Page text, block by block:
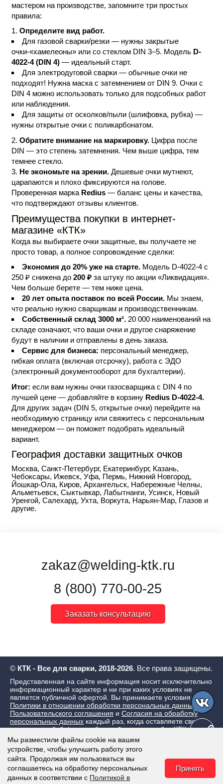
мастером на производстве, запомните три простых
правила:
Определите вид работ.
Для газовой сварки/резки — нужны закрытые
очки-«хамелеоны» или со стеклом DIN 3–5. Модель D-
4022-4 (DIN 4) — идеальный старт.
Для электродуговой сварки — обычные очки не
подходят! Нужна маска с затемнением от DIN 9. Очки с
DIN 4 можно использовать только для подсобных работ
или наблюдения.
Для защиты от осколков/пыли (шлифовка, рубка) —
нужны открытые очки с поликарбонатом.
Обратите внимание на маркировку. Цифра после
DIN — это степень затемнения. Чем выше цифра, тем
темнее стекло.
Не экономьте на зрении. Дешевые очки мутнеют,
царапаются и плохо фиксируются на голове.
Проверенная марка Redius — баланс цены и качества,
что подтверждают отзывы клиентов.
Преимущества покупки в интернет-
магазине «КТК»
Когда вы выбираете очки защитные, вы получаете не
просто товар, а полное сопровождение сделки:
Экономия до 20% уже на старте. Модель D-4022-4 с
250 ₽ снижена до 200 ₽ за штуку по акции «Ликвидация».
Чем больше берете — тем ниже цена.
20 лет опыта поставок по всей России. Мы знаем,
что реально нужно сварщикам и производственникам.
Собственный склад 3000 м². 20 000 наименований на
складе означают, что ваши очки и другое снаряжение
будут в наличии и отправлены в день заказа.
Сервис для бизнеса: персональный менеджер,
гибкая оплата (включая отсрочку), работа с ЭДО
(электронный документооборот для бухгалтерии).
Итог: если вам нужны очки газосварщика с DIN 4 по
лучшей цене — добавляйте в корзину Redius D-4022-4.
Для других задач (DIN 5, открытые очки) перейдите на
необходимую страницу или свяжитесь с персональным
менеджером — он поможет подобрать идеальный
вариант.
География доставки защитных очков
Москва, Санкт-Петербург, Екатеринбург, Казань,
Чебоксары, Ижевск, Уфа, Пермь, Нижний Новгород,
Йошкар-Ола, Киров, Архангельск, Набережные Челны,
Альметьевск, Сыктывкар, Лабытнанги, Усинск, Новый
Уренгой, Салехард, Ухта, Воркута, Нарьян-Мар, Глазов и
другие.
zakaz@welding-ktk.ru
8 (800) 770-00-25
Заказать консультацию
Мы разместили файлы cookie на вашем
устройстве, чтобы улучшить работу этого
сайта. Продолжая им пользоваться вы
соглашаетесь на обработку персональных
данных в соответствии с Политикой в
Принять
© КТК - Все для сварки, 2018-2026. Все права защищены.
Представленная на сайте информация носит исключительно
информационный характер и ни при каких условиях не
является публичной офертой. Вы принимаете условия
Политики в отношении обработки персональных данных ,
Пользовательского соглашения и Согласия на обработку
персональных данных каждый раз, когда оставляете свои
данные в любой форме обратной связи на сайте КТК - Все
для сварки